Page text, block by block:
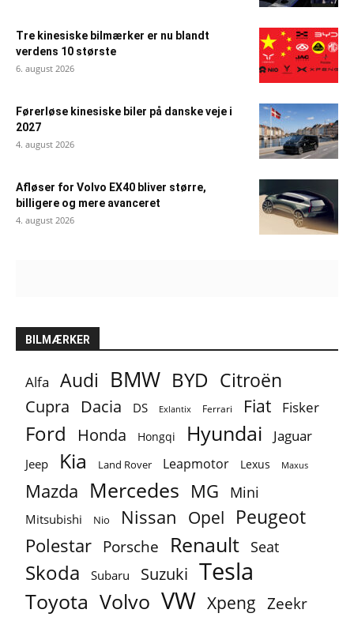
Tre kinesiske bilmærker er nu blandt
verdens 10 største
6. august 2026
Førerløse kinesiske biler på danske veje i
2027
4. august 2026
Afløser for Volvo EX40 bliver større,
billigere og mere avanceret
4. august 2026
BILMÆRKER
Alfa Audi BMW BYD Citroën
Cupra Dacia DS Exlantix Ferrari Fiat Fisker
Ford Honda Hongqi Hyundai Jaguar
Jeep Kia Land Rover Leapmotor Lexus Maxus
Mazda Mercedes MG Mini
Mitsubishi Nio Nissan Opel Peugeot
Polestar Porsche Renault Seat
Skoda Subaru Suzuki Tesla
Toyota Volvo VW Xpeng Zeekr